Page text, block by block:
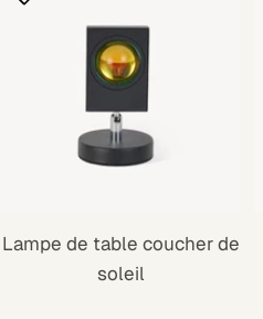
Lampe de table coucher de
soleil